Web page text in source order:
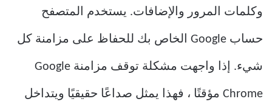
وكلمات المرور والإضافات. يستخدم المتصفح
حساب Google الخاص بك للحفاظ على مزامنة كل
شيء. إذا واجهت مشكلة توقف مزامنة Google
Chrome مؤقتًا ، فهذا يمثل صداعًا حقيقيًا ويتداخل